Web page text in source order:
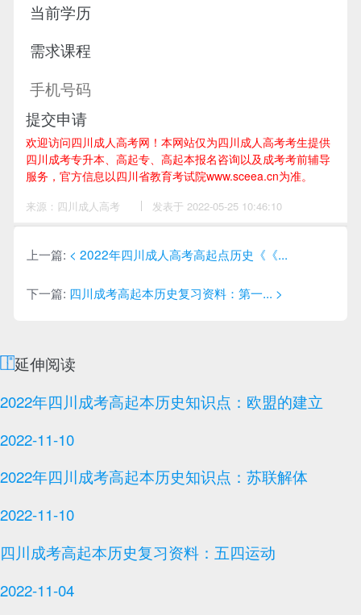
提交申请
欢迎访问四川成人高考网！ 本网站仅为四川成人高考考生提供
四川成考专升本、高起专、高起本报名咨询以及成考考前辅导
服务，官方信息以四川省教育考试院www.sceea.cn为准。
来源：四川成人高考
李
师
发表于 2022-05-25 10:46:10
上一篇: < 2022年四川成人高考高起点历史《《...
下一篇: 四川成考高起本历史复习资料：第一... >
延伸阅读
2022年四川成考高起本历史知识点：欧盟的建立
2022-11-10
2022年四川成考高起本历史知识点：苏联解体
2022-11-10
四川成考高起本历史复习资料：五四运动
2022-11-04